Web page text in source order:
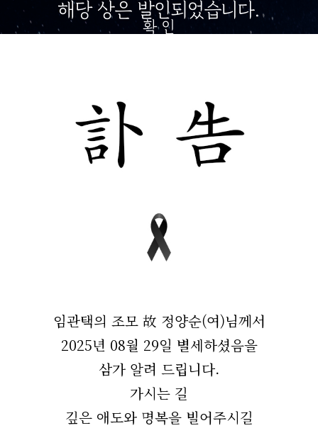
해당 상은 발인되었습니다.
확 인
임관택의 조모 故 정양순(여)님께서
2025년 08월 29일 별세하셨음을
삼가 알려 드립니다.
가시는 길
깊은 애도와 명복을 빌어주시길